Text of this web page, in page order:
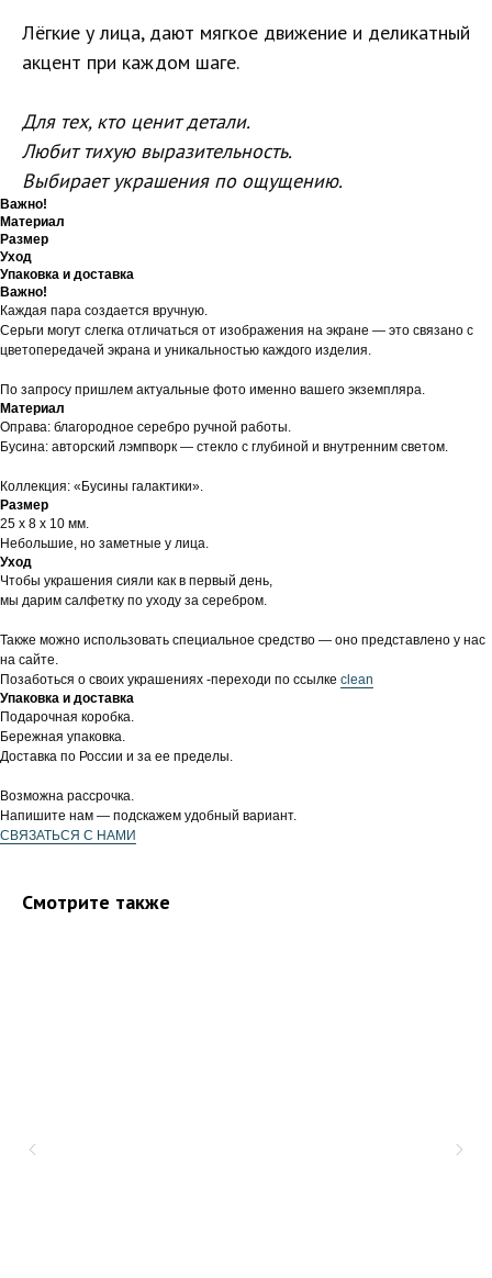
Лёгкие у лица, дают мягкое движение и деликатный
акцент при каждом шаге.
Для тех, кто ценит детали.
Любит тихую выразительность.
Выбирает украшения по ощущению.
Важно!
Материал
Размер
Уход
Упаковка и доставка
Важно!
Каждая пара создается вручную.
Серьги могут слегка отличаться от изображения на экране — это связано с
цветопередачей экрана и уникальностью каждого изделия.
По запросу пришлем актуальные фото именно вашего экземпляра.
Материал
Оправа: благородное серебро ручной работы.
Бусина: авторский лэмпворк — стекло с глубиной и внутренним светом.
Коллекция: «Бусины галактики».
Размер
25 х 8 х 10 мм.
Небольшие, но заметные у лица.
Уход
Чтобы украшения сияли как в первый день,
мы дарим салфетку по уходу за серебром.
Также можно использовать специальное средство — оно представлено у нас
на сайте.
Позаботься о своих украшениях -переходи по ссылке clean
Упаковка и доставка
Подарочная коробка.
Бережная упаковка.
Доставка по России и за ее пределы.
Возможна рассрочка.
Напишите нам — подскажем удобный вариант.
СВЯЗАТЬСЯ С НАМИ
Смотрите также